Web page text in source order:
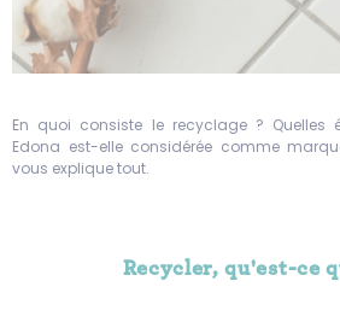
En quoi consiste le recyclage ? Quelles
Edona est-elle considérée comme
vous explique tout.
Recycler, qu'est-ce